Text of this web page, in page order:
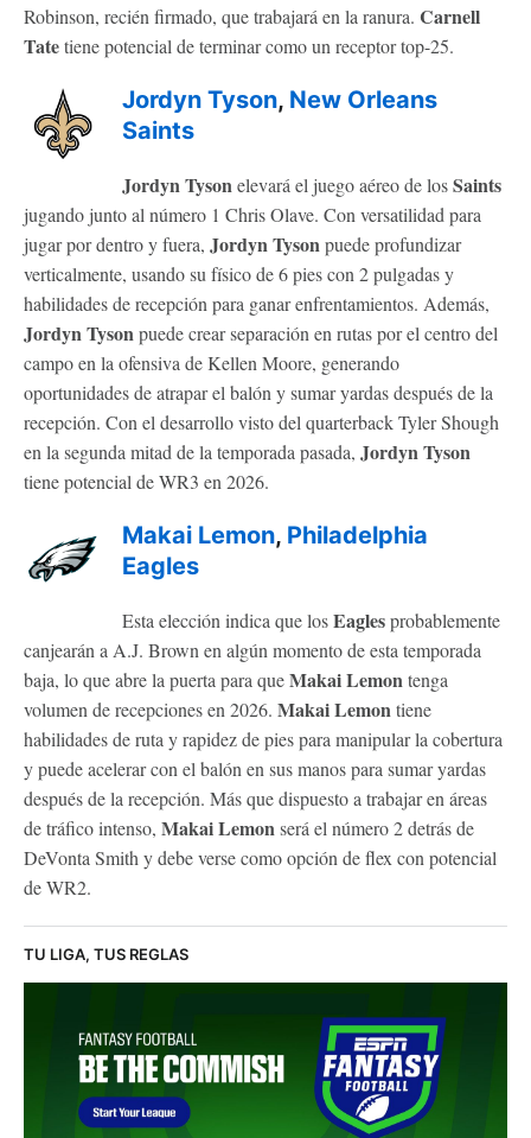
Robinson, recién firmado, que trabajará en la ranura. Carnell
Tatetiene potencial de terminar como un receptor top-25.
Jordyn Tyson, New Orleans
Saints
Jordyn Tysonelevará el juego aéreo de losSaints
jugando junto al número 1 Chris Olave. Con versatilidad para
jugar por dentro y fuera, Jordyn Tysonpuede profundizar
verticalmente, usando su físico de 6 pies con 2 pulgadas y
habilidades de recepción para ganar enfrentamientos. Además,
Jordyn Tysonpuede crear separación en rutas por el centro del
campo en la ofensiva de Kellen Moore, generando
oportunidades de atrapar el balón y sumar yardas después de la
recepción. Con el desarrollo visto del quarterback Tyler Shough
en la segunda mitad de la temporada pasada, Jordyn Tyson
tiene potencial de WR3 en 2026.
Makai Lemon, Philadelphia
Eagles
Esta elección indica que losEaglesprobablemente
canjearán a A.J. Brown en algún momento de esta temporada
baja, lo que abre la puerta para queMakai Lemontenga
volumen de recepciones en 2026. Makai Lemontiene
habilidades de ruta y rapidez de pies para manipular la cobertura
y puede acelerar con el balón en sus manos para sumar yardas
después de la recepción. Más que dispuesto a trabajar en áreas
de tráfico intenso, Makai Lemonserá el número 2 detrás de
DeVonta Smith y debe verse como opción de flex con potencial
de WR2.
TU LIGA, TUS REGLAS